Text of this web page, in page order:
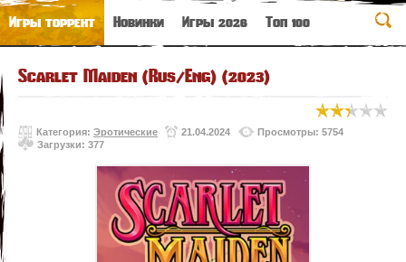
Игры торрент Новинки Игры 2026 Топ 100
Scarlet Maiden (Rus/Eng) (2023)
Категория: Эротические 21.04.2024
Просмотры: 5754
Загрузки: 377